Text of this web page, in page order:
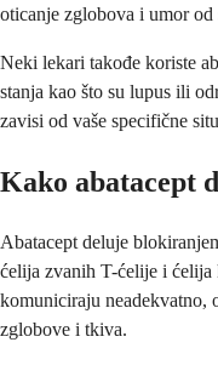
oticanje zglobova i umor
Neki lekari takođe koriste
stanja kao što su lupus ili
zavisi od vaše specifične
Kako abatacept
Abatacept deluje
ćelija zvanih T-ćelije i ćelija
komuniciraju neadekvatno,
zglobove i tkiva.